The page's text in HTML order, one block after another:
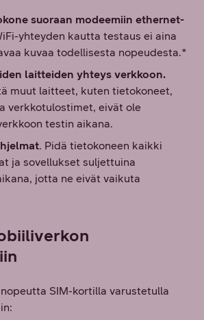
suoraan modeemiin ethernet-
yhteyden kautta testaus ei aina
kuvaa todellisesta nopeudesta.*
laitteiden yhteys verkkoon.
muut laitteet, kuten tietokoneet,
verkkotulostimet, eivät ole
testin aikana.
. Pidä tietokoneen kaikki
ja sovellukset suljettuina
jotta ne eivät vaikuta
SIM-kortilla varustetulla